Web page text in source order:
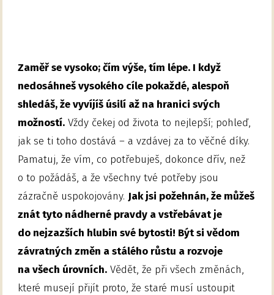
Zaměř se vysoko; čím výše, tím lépe. I když
nedosáhneš vysokého cíle pokaždé, alespoň
shledáš, že vyvíjíš úsilí až na hranici svých
možností. Vždy čekej od života to nejlepší; pohleď,
jak se ti toho dostává – a vzdávej za to věčné díky.
Pamatuj, že vím, co potřebuješ, dokonce dřív, než
o to požádáš, a že všechny tvé potřeby jsou
zázračně uspokojovány. Jak jsi požehnán, že můžeš
znát tyto nádherné pravdy a vstřebávat je
do nejzazších hlubin své bytosti! Být si vědom
závratných změn a stálého růstu a rozvoje
na všech úrovních. Vědět, že při všech změnách,
které musejí přijít proto, že staré musí ustoupit